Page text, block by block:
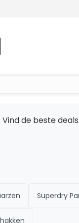
de beste
Superdry